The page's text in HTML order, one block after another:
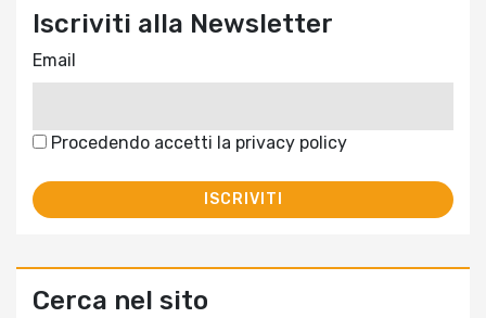
Iscriviti alla Newsletter
Email
Procedendo accetti la privacy policy
Cerca nel sito